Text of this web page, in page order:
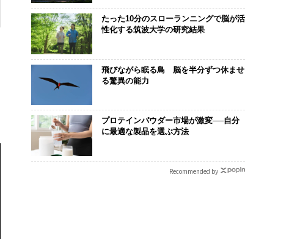
たった10分のスローランニングで脳が活
性化する筑波大学の研究結果
飛びながら眠る鳥 脳を半分ずつ休ませ
る驚異の能力
プロテインパウダー市場が激変──自分
に最適な製品を選ぶ方法
Recommended by